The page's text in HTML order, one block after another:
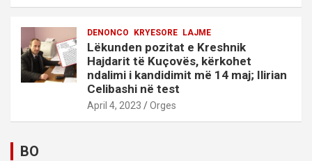
DENONCO KRYESORE LAJME
Lëkunden pozitat e Kreshnik
Hajdarit të Kuçovës, kërkohet
ndalimi i kandidimit më 14 maj; Ilirian
Celibashi në test
April 4, 2023 Orges
BO